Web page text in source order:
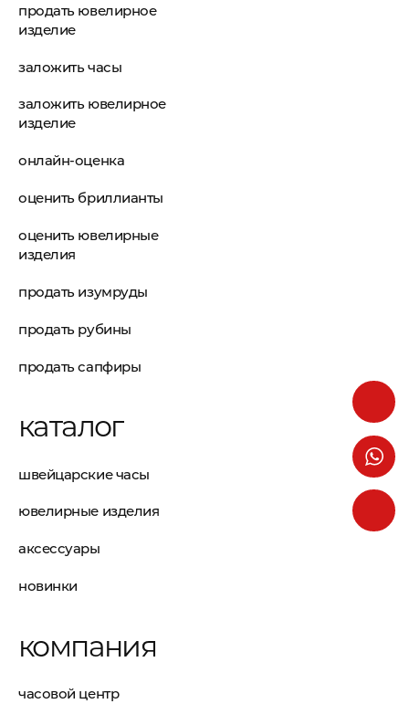
продать ювелирное
изделие
заложить часы
заложить ювелирное
изделие
онлайн-оценка
оценить бриллианты
оценить ювелирные
изделия
продать изумруды
продать рубины
продать сапфиры
каталог
швейцарские часы
ювелирные изделия
аксессуары
новинки
компания
часовой центр